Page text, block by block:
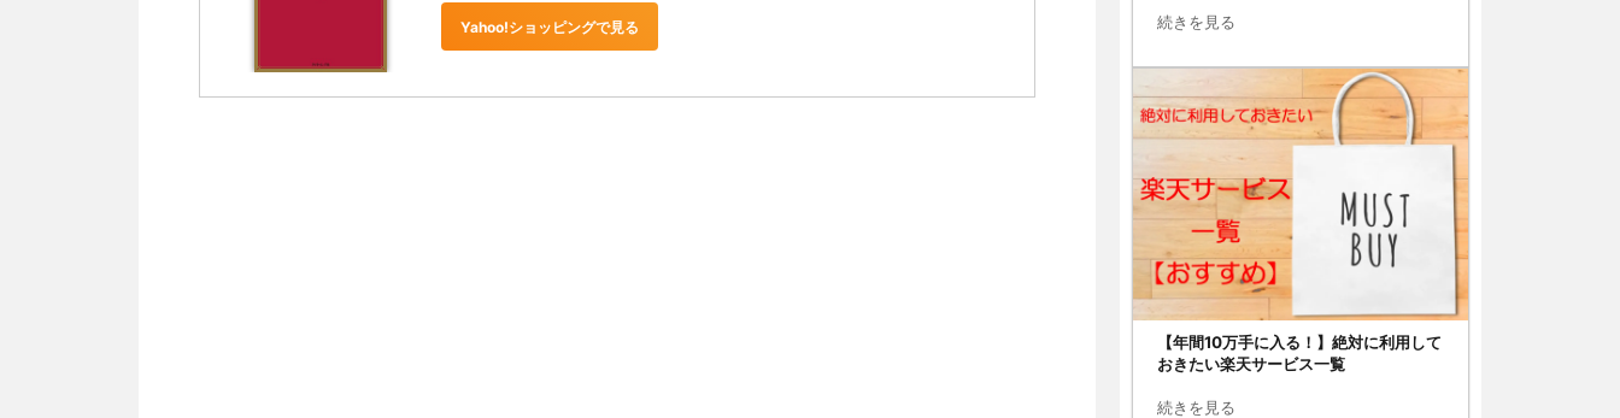
Yahoo!ショッピングで見る 続きを見る
【年間10万手に入る！】絶対に利用して
おきたい楽天サービス一覧
続きを見る